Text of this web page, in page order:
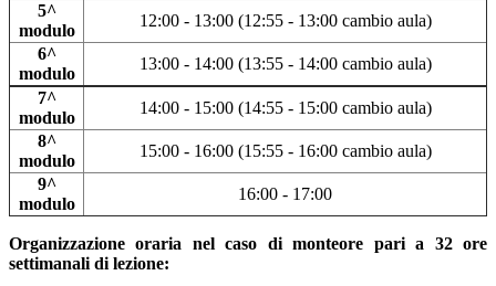
5^
modulo
12:00 - 13:00 (12:55 - 13:00 cambio aula)
6^
modulo
13:00 - 14:00 (13:55 - 14:00 cambio aula)
7^
modulo
14:00 - 15:00 (14:55 - 15:00 cambio aula)
8^
modulo
15:00 - 16:00 (15:55 - 16:00 cambio aula)
9^
modulo
16:00 - 17:00
Organizzazione oraria nel caso di monteore pari a 32 ore
settimanali di lezione: